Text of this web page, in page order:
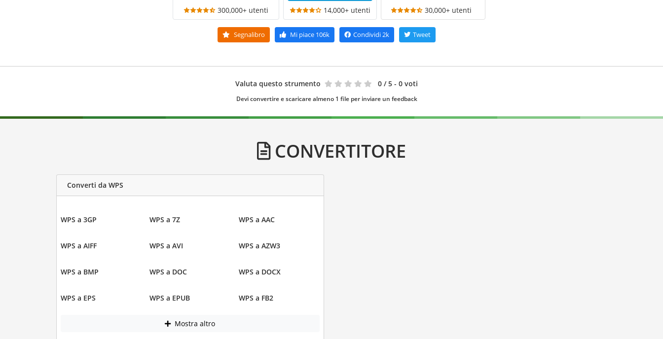
300,000+ utenti 14,000+ utenti 30,000+ utenti
Segnalibro Mi piace 106k Condividi2k Tweet
Valuta questo strumento 0 / 5 - 0 voti
Devi convertire e scaricare almeno 1 file per inviare un feedback
CONVERTITORE
Converti da WPS
WPS a 3GP WPS a 7Z WPS a AAC
WPS a AIFF WPS a AVI WPS a AZW3
WPS a BMP WPS a DOC WPS a DOCX
WPS a EPS WPS a EPUB WPS a FB2
Mostra altro